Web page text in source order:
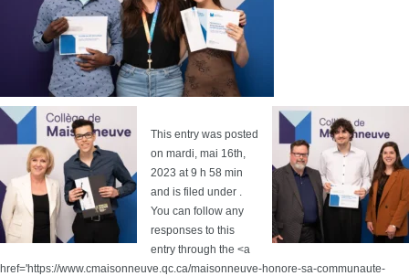
This entry was posted
on mardi, mai 16th,
2023 at 9 h 58 min
and is filed under .
You can follow any
responses to this
entry through the <a
href='https://www.cmaisonneuve.qc.ca/maisonneuve-honore-sa-communaute-